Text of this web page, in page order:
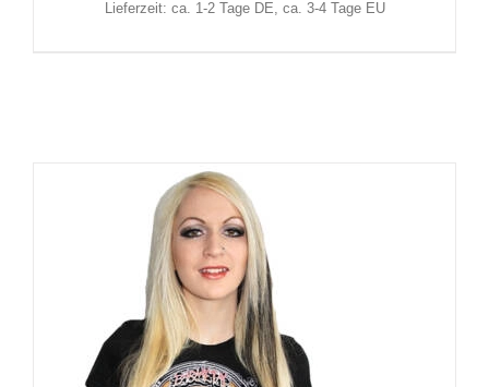
Lieferzeit: ca. 1-2 Tage DE, ca. 3-4 Tage EU